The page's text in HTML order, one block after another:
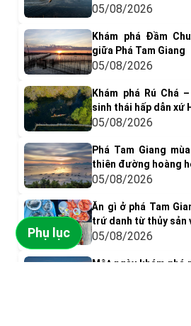
05/08/2026
Khám phá Đầm
giữa Phá Tam Giang
05/08/2026
Khám phá Rú Chá
sinh thái hấp dẫn xứ
05/08/2026
Phá Tam Giang
thiên đường hoàng
05/08/2026
Ăn gì ở phá Tam
trứ danh từ thủy sản
05/08/2026
Một ngày khám phá
Phụ lục